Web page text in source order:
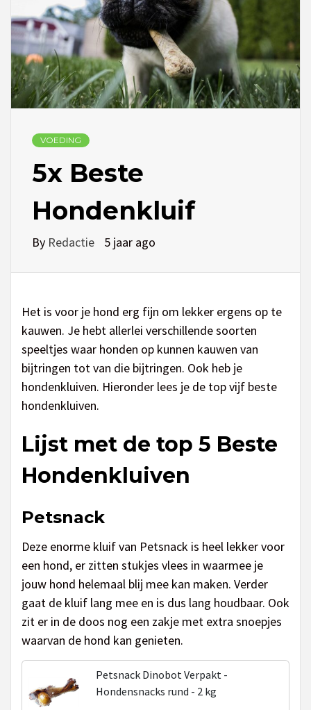
VOEDING
5x Beste
Hondenkluif
By Redactie 5 jaar ago
Het is voor je hond erg fijn om lekker ergens op te
kauwen. Je hebt allerlei verschillende soorten
speeltjes waar honden op kunnen kauwen van
bijtringen tot van die bijtringen. Ook heb je
hondenkluiven. Hieronder lees je de top vijf beste
hondenkluiven.
Lijst met de top 5 Beste
Hondenkluiven
Petsnack
Deze enorme kluif van Petsnack is heel lekker voor
een hond, er zitten stukjes vlees in waarmee je
jouw hond helemaal blij mee kan maken. Verder
gaat de kluif lang mee en is dus lang houdbaar. Ook
zit er in de doos nog een zakje met extra snoepjes
waarvan de hond kan genieten.
Petsnack Dinobot Verpakt -
Hondensnacks rund - 2 kg